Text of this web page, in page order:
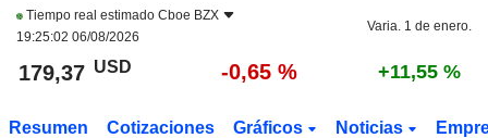
Tiempo real estimado Cboe BZX
19:25:02 06/08/2026
Varia. 1 de enero.
179,37 USD -0,65 % +11,55 %
Resumen Cotizaciones Gráficos Noticias